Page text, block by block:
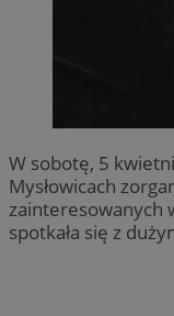
W sobotę, 5
Mysłowicach
zainteresowanych
spotkała się z